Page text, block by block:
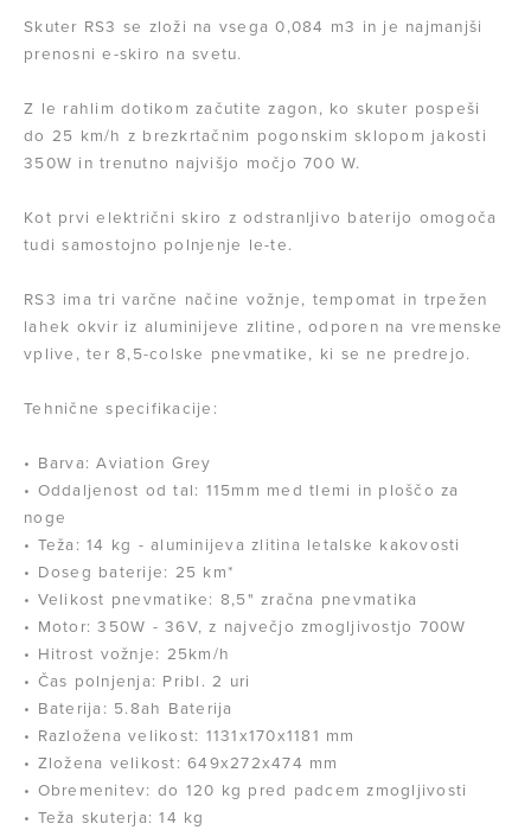
Skuter RS3 se zloži na vsega 0,084 m3 in je najmanjši
prenosni e-skiro na svetu.
Z le rahlim dotikom začutite zagon, ko skuter pospeši
do 25 km/h z brezkrtačnim pogonskim sklopom jakosti
350W in trenutno najvišjo močjo700 W.
Kot prvi električni skiro z odstranljivo baterijo omogoča
tudi samostojno polnjenje le-te.
RS3 ima tri varčne načine vožnje, tempomat in trpežen
lahek okvir iz aluminijeve zlitine, odporen na vremenske
vplive, ter 8,5-colske pnevmatike, ki se ne predrejo.
Tehnične specifikacije:
• Barva: Aviation Grey
• Oddaljenost od tal: 115mm med tlemi in ploščo za
noge
• Teža: 14 kg - aluminijeva zlitina letalske kakovosti
• Doseg baterije: 25 km*
• Velikost pnevmatike: 8,5" zračna pnevmatika
• Motor: 350W - 36V, z največjo zmogljivostjo 700W
• Hitrost vožnje: 25km/h
• Čas polnjenja: Pribl. 2 uri
• Baterija: 5.8ah Baterija
• Razložena velikost: 1131x170x1181 mm
• Zložena velikost: 649x272x474 mm
• Obremenitev: do 120 kg pred padcem zmogljivosti
• Teža skuterja: 14 kg